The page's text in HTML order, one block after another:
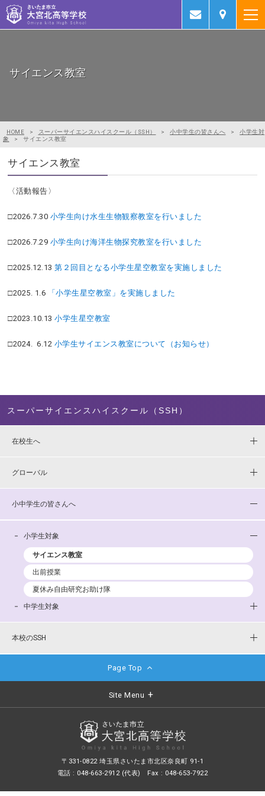
サイエンス教室
サイエンス教室
HOME > スーパーサイエンスハイスクール（SSH） > 小中学生の皆さんへ >
小学生対
象
> サイエンス教室
サイエンス教室
〈活動報告〉
□2026.7.30 小学生向け水生生物観察教室を行いました
□2026.7.29 小学生向け海洋生物探究教室を行いました
□2025.12.13第２回目となる小学生星空教室を実施しました
□2025. 1.6 「小学生星空教室」を実施しました
□2023.10.13小学生星空教室
□2024. 6.12 小学生サイエンス教室について（お知らせ）
スーパーサイエンスハイスクール（SSH）
在校生へ
グローバル
小中学生の皆さんへ
小学生対象
サイエンス教室
出前授業
夏休み自由研究お助け隊
中学生対象
本校のSSH
Page Top
Site Menu
〒331-0822 埼玉県さいたま市北区奈良町 91-1
電話 : 048-663-2912 (代表) Fax : 048-653-7922